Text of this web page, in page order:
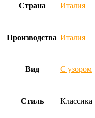
Страна Италия
Производства Италия
Вид С узором
Стиль Классика